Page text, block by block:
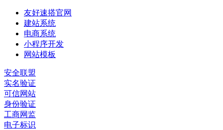
友好速搭官网
建站系统
电商系统
小程序开发
网站模板
安全联盟
实名验证
可信网站
身份验证
工商网监
电子标识